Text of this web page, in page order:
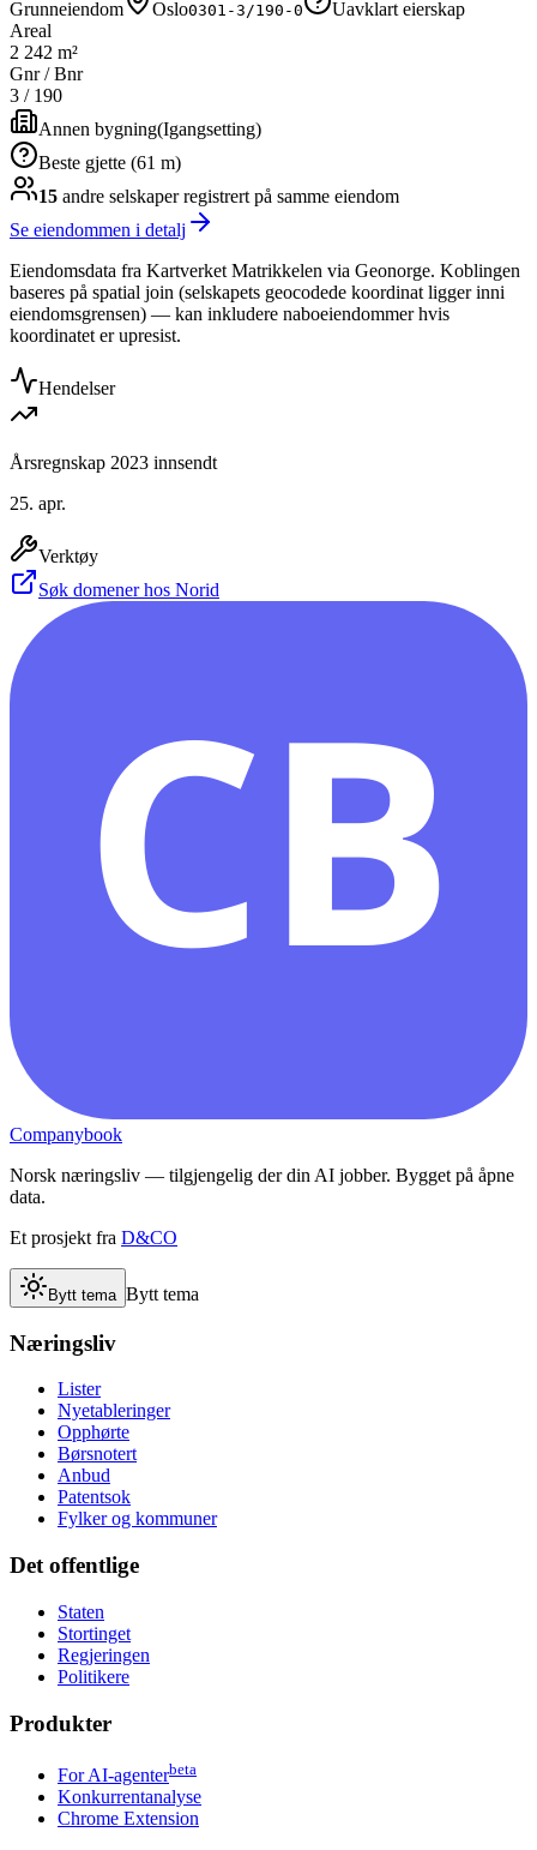
Grunneiendom
Oslo0301-3/190-0
Uavklart eierskap
Areal
2 242 m²
Gnr / Bnr
3 / 190
Annen bygning(Igangsetting)
Beste gjette (61 m)
15 andre selskaperregistrert på samme eiendom
Se eiendommen i detalj
Eiendomsdata fra Kartverket Matrikkelen via Geonorge. Koblingen
baseres på spatial join (selskapets geocodede koordinat ligger inni
eiendomsgrensen) — kan inkludere naboeiendommer hvis
koordinatet er upresist.
Hendelser
Årsregnskap 2023 innsendt
25. apr.
Verktøy
Søk domener hos Norid
CB
Companybook
Norsk næringsliv — tilgjengelig der din AI jobber. Bygget på åpne
data.
Et prosjekt fra D&CO
Bytt tema Bytt tema
Næringsliv
Lister
Nyetableringer
Opphørte
Børsnotert
Anbud
Patentsok
Fylker og kommuner
Det offentlige
Staten
Stortinget
Regjeringen
Politikere
Produkter
For AI-agenterbeta
Konkurrentanalyse
Chrome Extension